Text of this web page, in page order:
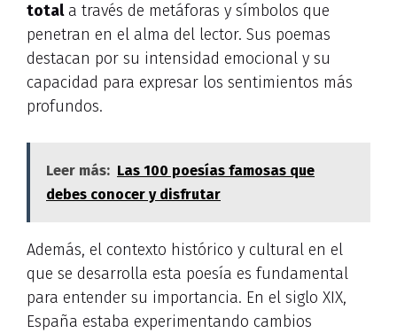
totala través de metáforas y símbolos que
penetran en el alma del lector. Sus poemas
destacan por su intensidad emocional y su
capacidad para expresar los sentimientos más
profundos.
Leer más: Las 100 poesías famosas que
debes conocer y disfrutar
Además, el contexto histórico y cultural en el
que se desarrolla esta poesía es fundamental
para entender su importancia. En el siglo XIX,
España estaba experimentando cambios